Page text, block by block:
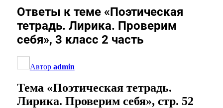
Ответы к теме «Поэтическая
тетрадь. Лирика. Проверим
себя», 3 класс 2 часть
Автор admin
Тема «Поэтическая тетрадь.
Лирика. Проверим себя», стр. 52